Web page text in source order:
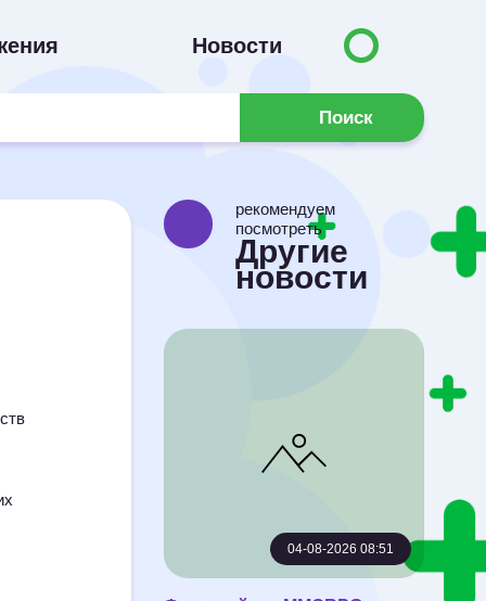
Новости
Поиск
рекомендуем
посмотреть
Другие
новости
04-08-2026 08:51